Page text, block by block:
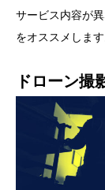
サービス内容が
をオススメします
ドローン撮